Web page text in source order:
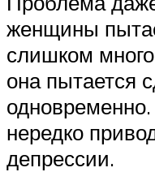
женщины
слишком
она пытается
нередко
депрессии.